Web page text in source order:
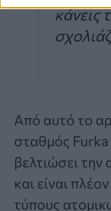
κάνεις
Από αυτό το
σταθμός Furka
βελτιώσει την
και είναι
τύπους